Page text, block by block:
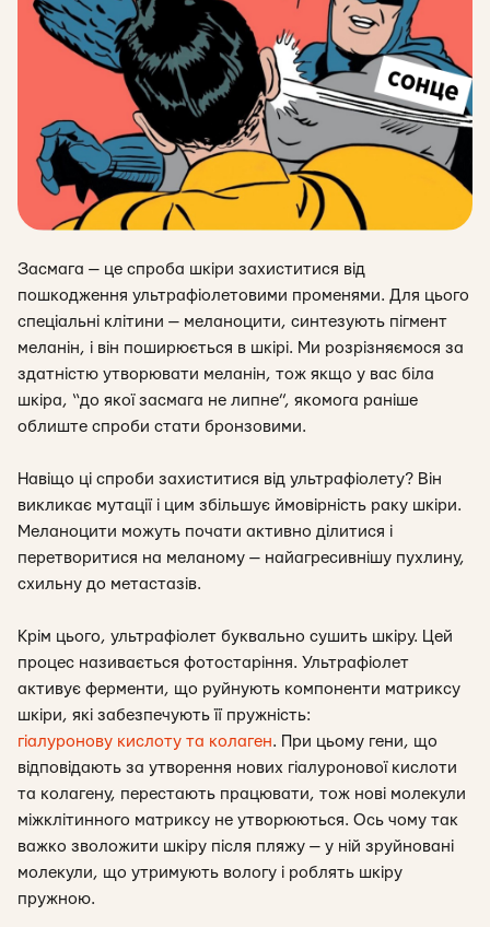
Засмага — це спроба шкіри захиститися від
пошкодження ультрафіолетовими променями. Для цього
спеціальні клітини — меланоцити, синтезують пігмент
меланін, і він поширюється в шкірі. Ми розрізняємося за
здатністю утворювати меланін, тож якщо у вас біла
шкіра, “до якої засмага не липне”, якомога раніше
облиште спроби стати бронзовими.
Навіщо ці спроби захиститися від ультрафіолету? Він
викликає мутації і цим збільшує ймовірність раку шкіри.
Меланоцити можуть почати активно ділитися і
перетворитися на меланому — найагресивнішу пухлину,
схильну до метастазів.
Крім цього, ультрафіолет буквально сушить шкіру. Цей
процес називається фотостаріння. Ультрафіолет
активує ферменти, що руйнують компоненти матриксу
шкіри, які забезпечують її пружність:
гіалуронову кислоту та колаген. При цьому гени, що
відповідають за утворення нових гіалуронової кислоти
та колагену, перестають працювати, тож нові молекули
міжклітинного матриксу не утворюються. Ось чому так
важко зволожити шкіру після пляжу — у ній зруйновані
молекули, що утримують вологу і роблять шкіру
пружною.